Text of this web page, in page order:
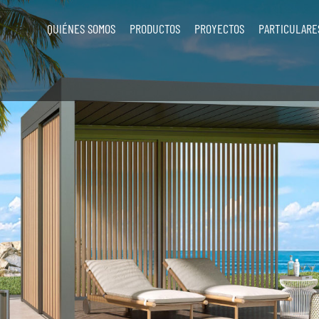
QUIÉNES SOMOS PRODUCTOS PROYECTOS